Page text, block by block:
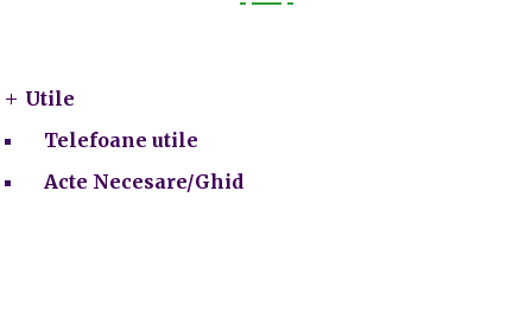
Utile
Telefoane utile
Acte Necesare/Ghid